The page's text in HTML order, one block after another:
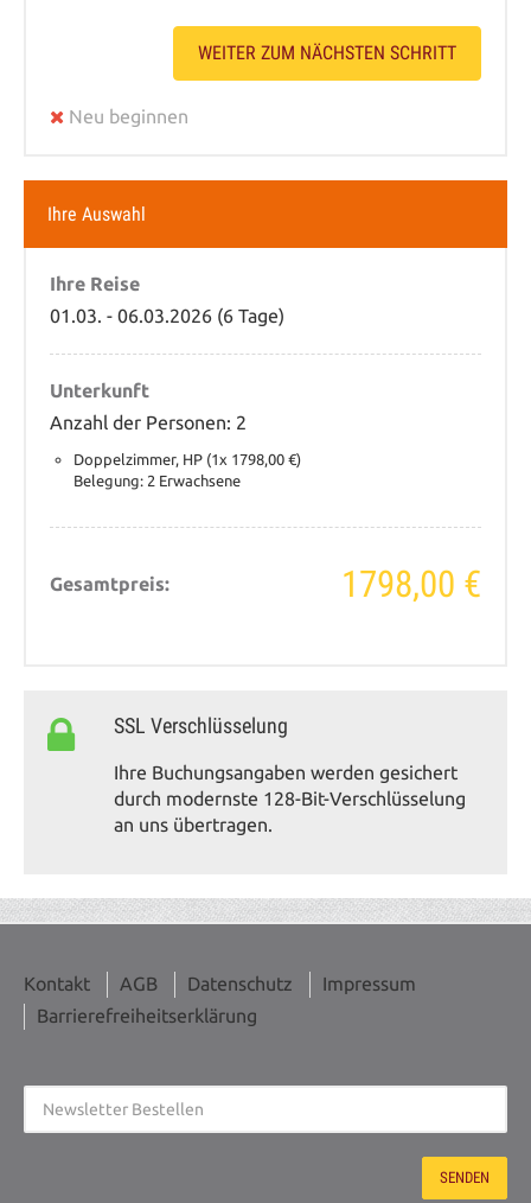
WEITER ZUM NÄCHSTEN SCHRITT
Neu beginnen
Ihre Auswahl
Ihre Reise
01.03. - 06.03.2026 (6 Tage)
Unterkunft
Anzahl der Personen: 2
Doppelzimmer, HP (1x 1798,00 €)
Belegung: 2 Erwachsene
Gesamtpreis: 1798,00 €
SSL Verschlüsselung
Ihre Buchungsangaben werden gesichert
durch modernste 128-Bit-Verschlüsselung
an uns übertragen.
Kontakt AGB Datenschutz
Impressum
Barrierefreiheitserklärung